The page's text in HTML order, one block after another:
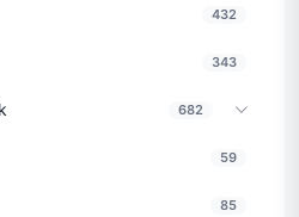
432
343
682
59
85